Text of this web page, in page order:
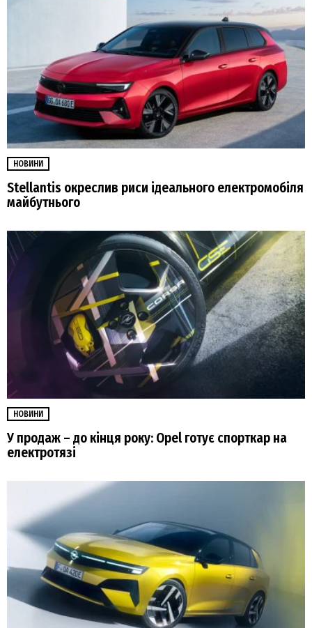
НОВИНИ
Stellantis окреслив риси ідеального електромобіля
майбутнього
НОВИНИ
У продаж – до кінця року: Opel готує спорткар на
електротязі